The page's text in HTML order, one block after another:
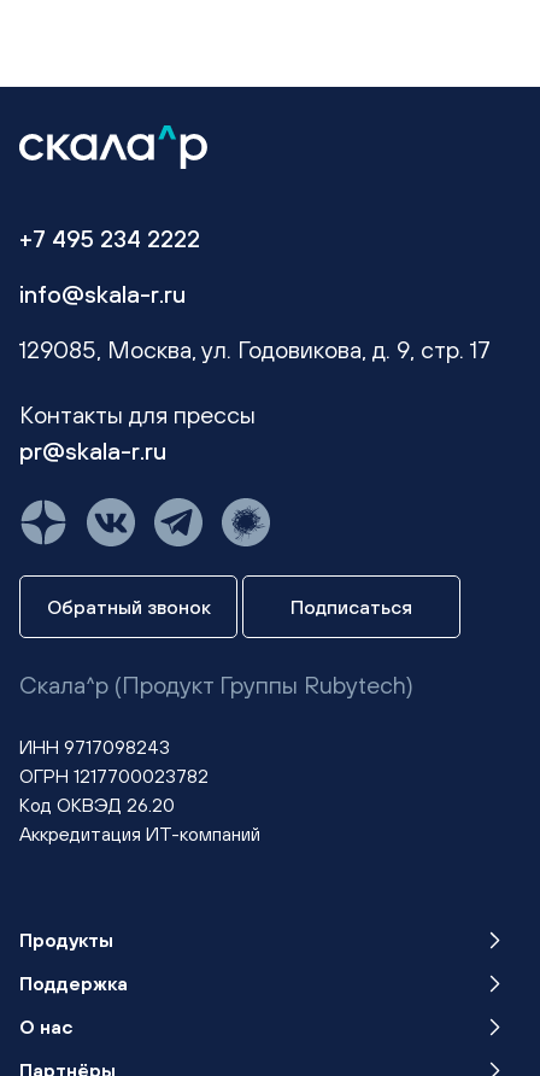
+7 495 234 2222
info@skala-r.ru
129085, Москва, ул. Годовикова, д. 9, стр. 17
Контакты для прессы
pr@skala-r.ru
Обратный звонок Подписаться
Скала^р (Продукт Группы Rubytech)
ИНН 9717098243
ОГРН 1217700023782
Код ОКВЭД 26.20
Аккредитация ИТ-компаний
Продукты
Поддержка
О нас
Партнёры